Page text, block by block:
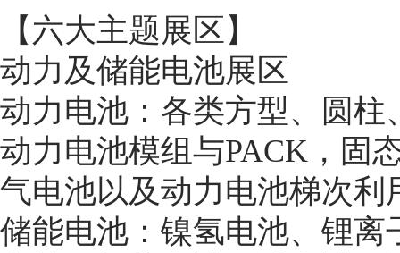
【六大主题展区】
动力及储能电池展区
动力电池：各类方型、圆
动力电池模组与PACK，固
气电池以及动力电池梯次
储能电池：镍氢电池、锂